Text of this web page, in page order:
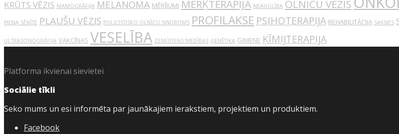
KRŪTS VĒZIS MAMOGRĀFIJA MELANOMA MĒRĪJUMI MĒRĶTERAPIJA NEAUGLĪBA OLNĪCU VĒZIS
PIENA SĒNĪTE PLAUŠU VĒZIS POLICISTISKO OLNĪCU SINDROMS PROFILAKSE PSIHOTERAPIJA REHABILITĀCIJA SAKNES
ULTRASONOGRĀFIJA VAKCĪNAS VESELĪBA ZEMŪDENS MEDĪBAS ĢENĒTIKA ĢIMENE ĶĪMIJTERAPIJA
Platforma ikvienai sievietei
Sociālie tīkli
Seko mums un esi informēta par jaunākajiem ierakstiem, projektiem un produktiem.
Facebook